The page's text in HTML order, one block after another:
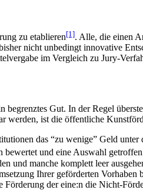
zu etablieren[1]. Alle, die einen
nicht unbedingt innovative
im Vergleich zu Jury-
Gut. In der Regel
werden, ist die öffentliche
das “zu wenige” Geld
und eine Auswahl
und manche komplett leer
Ihrer geförderten
der eine:n die Nicht-